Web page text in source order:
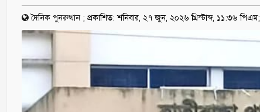
দৈনিক পুনরুত্থান ; প্রকাশিত: শনিবার, ২৭ জুন, ২০২৬ খ্রিস্টাব্দ, ১১:৩৬ পিএম;